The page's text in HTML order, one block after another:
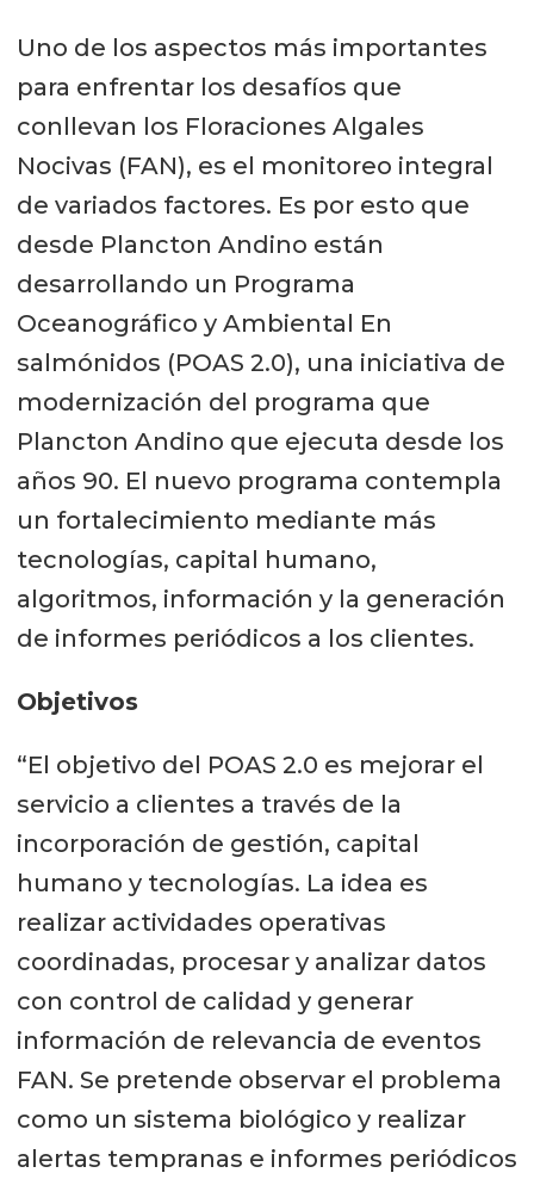
Uno de los aspectos más importantes
para enfrentar los desafíos que
conllevan los Floraciones Algales
Nocivas (FAN), es el monitoreo integral
de variados factores. Es por esto que
desde Plancton Andino están
desarrollando un Programa
Oceanográfico y Ambiental En
salmónidos (POAS 2.0), una iniciativa de
modernización del programa que
Plancton Andino que ejecuta desde los
años 90. El nuevo programa contempla
un fortalecimiento mediante más
tecnologías, capital humano,
algoritmos, información y la generación
de informes periódicos a los clientes.
Objetivos
“El objetivo del POAS 2.0 es mejorar el
servicio a clientes a través de la
incorporación de gestión, capital
humano y tecnologías. La idea es
realizar actividades operativas
coordinadas, procesar y analizar datos
con control de calidad y generar
información de relevancia de eventos
FAN. Se pretende observar el problema
como un sistema biológico y realizar
alertas tempranas e informes periódicos